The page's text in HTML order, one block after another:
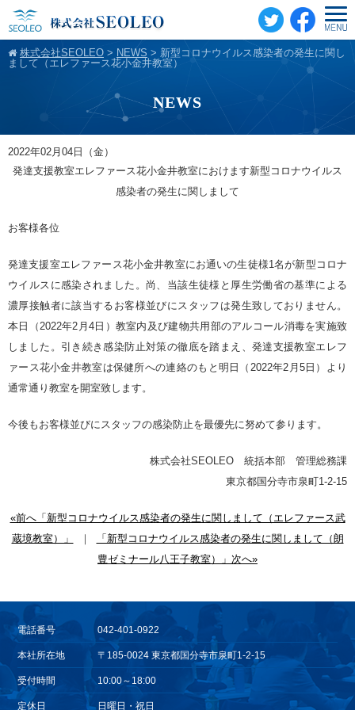
株式会社SEOLEO > NEWS > 新型コロナウイルス感染者の発生に関し
まして（エレファース花小金井教室）
NEWS
2022年02月04日（金）
発達支援教室エレファース花小金井教室におけます新型コロナウイルス
感染者の発生に関しまして
お客様各位
発達支援室エレファース花小金井教室にお通いの生徒様1名が新型コロナ
ウイルスに感染されました。尚、当該生徒様と厚生労働省の基準による
濃厚接触者に該当するお客様並びにスタッフは発生致しておりません。
本日（2022年2月4日）教室内及び建物共用部のアルコール消毒を実施致
しました。引き続き感染防止対策の徹底を踏まえ、発達支援教室エレフ
ァース花小金井教室は保健所への連絡のもと明日（2022年2月5日）より
通常通り教室を開室致します。
今後もお客様並びにスタッフの感染防止を最優先に努めて参ります。
株式会社SEOLEO 統括本部 管理総務課
東京都国分寺市泉町1-2-15
«前へ「新型コロナウイルス感染者の発生に関しまして（エレファース武
蔵境教室）」
｜
「新型コロナウイルス感染者の発生に関しまして（朗
豊ゼミナール八王子教室）」次へ»
電話番号 042-401-0922
本社所在地 〒185-0024 東京都国分寺市泉町1-2-15
受付時間 10:00～18:00
定休日 日曜日・祝日